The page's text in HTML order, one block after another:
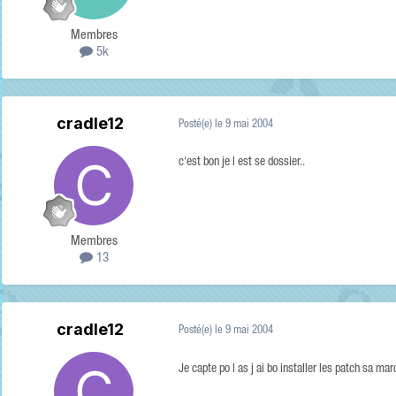
Membres
5k
cradle12
Membres
13
Posté(e) le 9 mai 2004
c'est bon je l est se dossier..
cradle12 Posté(e) le 9 mai 2004
Je capte po l as j ai bo installer les patch sa